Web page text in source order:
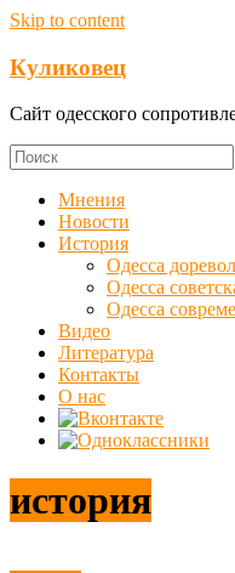
Skip to content
Куликовец
Сайт одесского
Мнения
Новости
История
Одесса
Одесса
Одесса
Видео
Литература
Контакты
О нас
история